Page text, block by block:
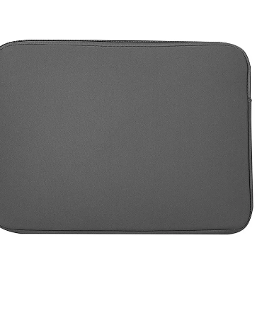
pouzdro